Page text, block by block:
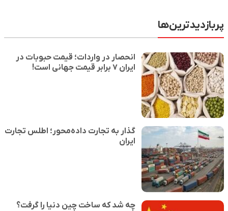
پربازدیدترین‌ها
انحصار در واردات؛ قیمت حبوبات در
ایران ۷ برابر قیمت جهانی است!
گذار به تجارت داده‌محور؛ اطلس تجارت
ایران
چه شد که ساخت چین دنیا را گرفت؟